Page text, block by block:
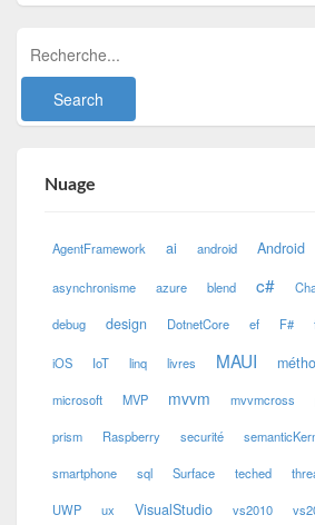
Nuage
AgentFramework ai android Android
asynchronisme azure blend c#
debug design DotnetCore ef F#
iOS IoT linq livres MAUI
microsoft MVP mvvm mvvmcross
prism Raspberry securité
smartphone sql Surface teched
UWP ux VisualStudio vs2010